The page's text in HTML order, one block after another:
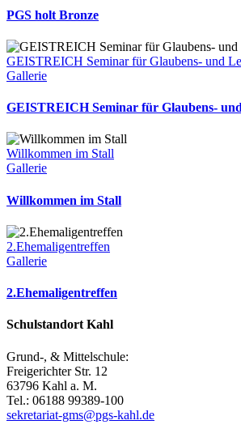
PGS holt Bronze
GEISTREICH Seminar für Glaubens- und
Gallerie
GEISTREICH Seminar für Glaubens-
Willkommen im Stall
Gallerie
Willkommen im Stall
2.Ehemaligentreffen
Gallerie
2.Ehemaligentreffen
Schulstandort Kahl
Grund-, & Mittelschule:
Freigerichter Str. 12
63796 Kahl a. M.
Tel.: 06188 99389-100
sekretariat-gms@pgs-kahl.de